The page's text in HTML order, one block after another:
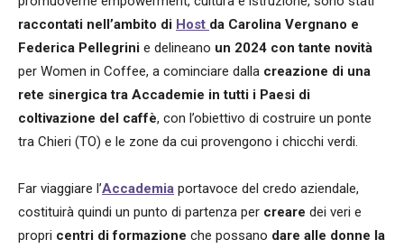
raccontati nell’ambito di Host da Carolina Vergnano e
Federica Pellegrini e delineano un 2024 con tante novità
per Women in Coffee, a cominciare dalla creazione di una
rete sinergica tra Accademie in tutti i Paesi di
coltivazione del caffè, con l’obiettivo di costruire un ponte
tra Chieri (TO) e le zone da cui provengono i chicchi verdi.
Far viaggiare l’Accademia portavoce del credo aziendale,
costituirà quindi un punto di partenza per creare dei veri e
propri centri di formazione che possano dare alle donne la